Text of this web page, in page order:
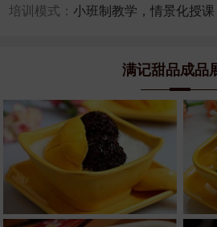
培训模式：小班制教学，情景化授
满记甜品成品